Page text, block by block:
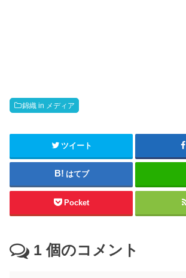
錦織 in メディア
ツイート
はてブ
Pocket
1 個のコメント